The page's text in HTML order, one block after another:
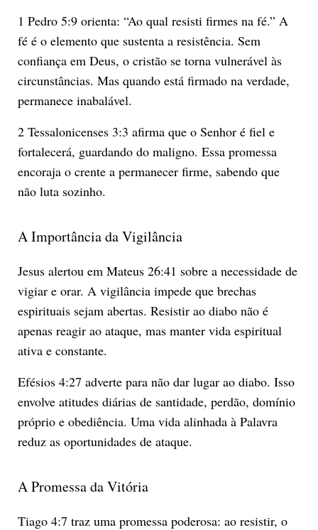
1 Pedro 5:9 orienta: “Ao qual resisti firmes na fé.” A
fé é o elemento que sustenta a resistência. Sem
confiança em Deus, o cristão se torna vulnerável às
circunstâncias. Mas quando está firmado na verdade,
permanece inabalável.
2 Tessalonicenses 3:3 afirma que o Senhor é fiel e
fortalecerá, guardando do maligno. Essa promessa
encoraja o crente a permanecer firme, sabendo que
não luta sozinho.
A Importância da Vigilância
Jesus alertou em Mateus 26:41 sobre a necessidade de
vigiar e orar. A vigilância impede que brechas
espirituais sejam abertas. Resistir ao diabo não é
apenas reagir ao ataque, mas manter vida espiritual
ativa e constante.
Efésios 4:27 adverte para não dar lugar ao diabo. Isso
envolve atitudes diárias de santidade, perdão, domínio
próprio e obediência. Uma vida alinhada à Palavra
reduz as oportunidades de ataque.
A Promessa da Vitória
Tiago 4:7 traz uma promessa poderosa: ao resistir, o